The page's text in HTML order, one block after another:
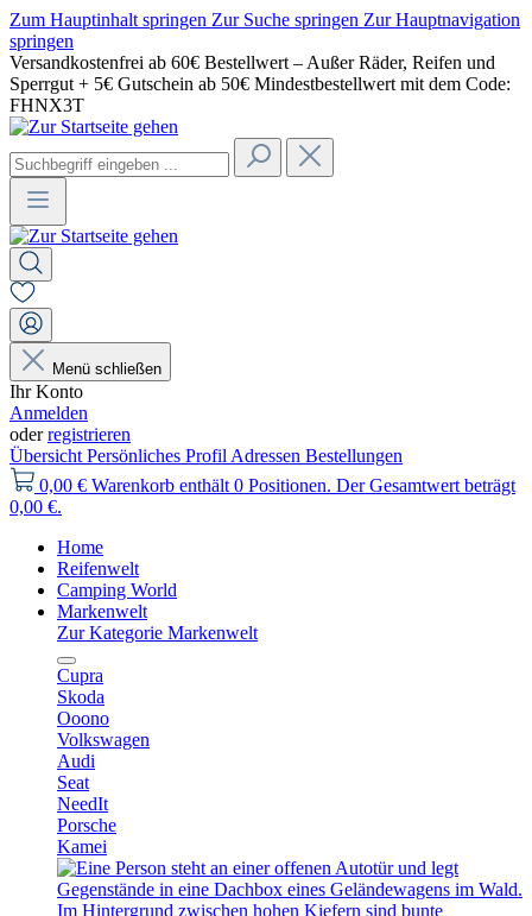
Zum Hauptinhalt springen Zur Suche springen Zur Hauptnavigation
springen
Versandkostenfrei ab 60€ Bestellwert – Außer Räder, Reifen und
Sperrgut + 5€ Gutschein ab 50€ Mindestbestellwert mit dem Code:
FHNX3T
Menü schließen
Ihr Konto
Anmelden
oderregistrieren
Übersicht Persönliches Profil Adressen Bestellungen
0,00 € Warenkorb enthält 0 Positionen. Der Gesamtwert beträgt
0,00 €.
Home
Reifenwelt
Camping World
Markenwelt
Zur Kategorie Markenwelt
Cupra
Skoda
Ooono
Volkswagen
Audi
Seat
NeedIt
Porsche
Kamei